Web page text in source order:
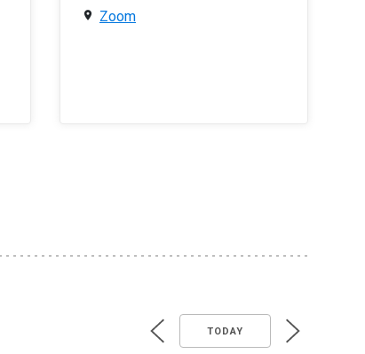
Zoom
TODAY